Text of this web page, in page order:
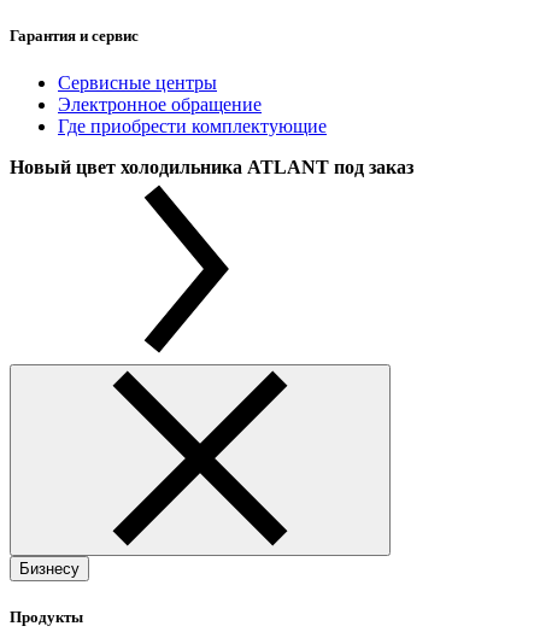
Гарантия и сервис
Сервисные центры
Электронное обращение
Где приобрести комплектующие
Новый цвет холодильника ATLANT под заказ
Бизнесу
Продукты